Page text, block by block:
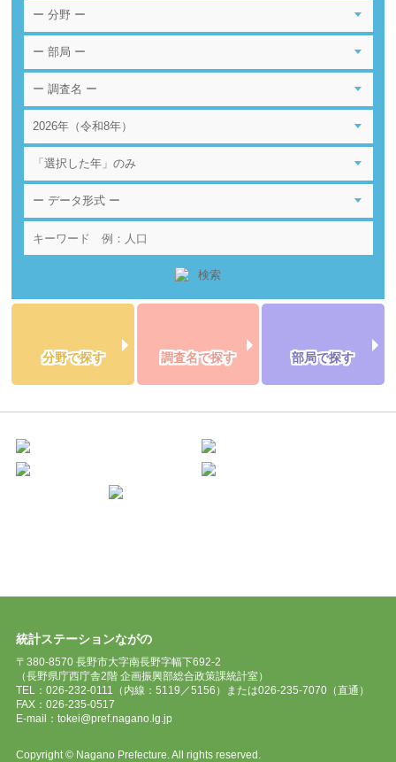
分野で探す 調査名で探す 部局で探す
統計ステーションながの
〒380-8570 長野市大字南長野字幅下692-2
（長野県庁西庁舎2階 企画振興部総合政策課統計室）
TEL：026-232-0111（内線：5119／5156）または026-235-7070（直通）
FAX：026-235-0517
E-mail：tokei@pref.nagano.lg.jp
Copyright © Nagano Prefecture. All rights reserved.